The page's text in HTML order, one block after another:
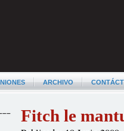
ARCHIVO
Fitch le